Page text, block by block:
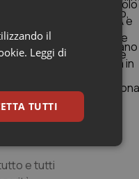
dei
molte
la
e tutti
il
Leggi di
TUTTI